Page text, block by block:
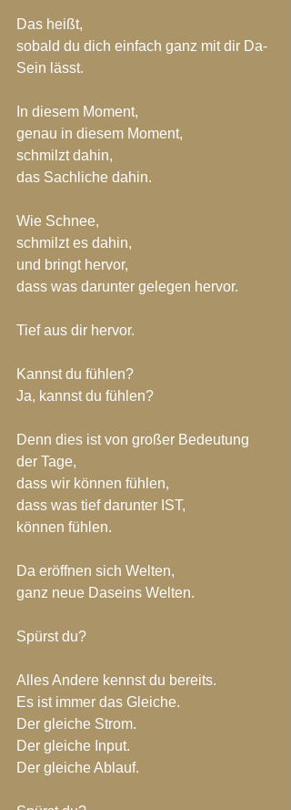
Das heißt,
sobald du dich einfach ganz mit dir Da-
Sein lässt.
In diesem Moment,
genau in diesem Moment,
schmilzt dahin,
das Sachliche dahin.
Wie Schnee,
schmilzt es dahin,
und bringt hervor,
dass was darunter gelegen hervor.
Tief aus dir hervor.
Kannst du fühlen?
Ja, kannst du fühlen?
Denn dies ist von großer Bedeutung
der Tage,
dass wir können fühlen,
dass was tief darunter IST,
können fühlen.
Da eröffnen sich Welten,
ganz neue Daseins Welten.
Spürst du?
Alles Andere kennst du bereits.
Es ist immer das Gleiche.
Der gleiche Strom.
Der gleiche Input.
Der gleiche Ablauf.